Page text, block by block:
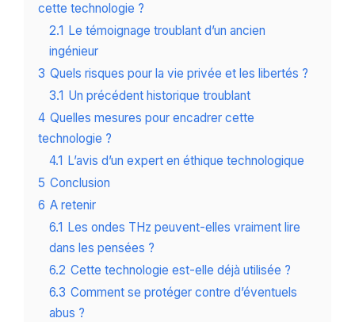
cette technologie ?
2.1 Le témoignage troublant d’un ancien
ingénieur
3 Quels risques pour la vie privée et les libertés ?
3.1 Un précédent historique troublant
4 Quelles mesures pour encadrer cette
technologie ?
4.1 L’avis d’un expert en éthique technologique
5 Conclusion
6 A retenir
6.1 Les ondes THz peuvent-elles vraiment lire
dans les pensées ?
6.2 Cette technologie est-elle déjà utilisée ?
6.3 Comment se protéger contre d’éventuels
abus ?